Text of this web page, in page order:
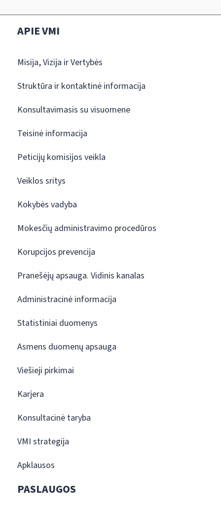
APIE VMI
Misija, Vizija ir Vertybės
Struktūra ir kontaktinė informacija
Konsultavimasis su visuomene
Teisinė informacija
Peticijų komisijos veikla
Veiklos sritys
Kokybės vadyba
Mokesčių administravimo procedūros
Korupcijos prevencija
Pranešėjų apsauga. Vidinis kanalas
Administracinė informacija
Statistiniai duomenys
Asmens duomenų apsauga
Viešieji pirkimai
Karjera
Konsultacinė taryba
VMI strategija
Apklausos
PASLAUGOS